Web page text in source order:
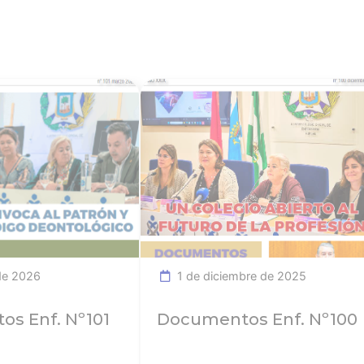
2026
Enf. Nº101
Ver noticia
1 de diciembre de 2025
Documentos Enf. Nº100
Ver